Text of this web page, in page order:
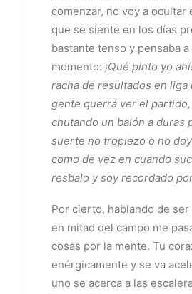
comenzar, no voy a ocultar
que se siente en los días
bastante tenso y pensaba a
momento: ¡Qué pinto yo
racha de resultados en liga
gente querrá ver el
chutando un balón a duras
suerte no tropiezo o no
como de vez en cuando
resbalo y soy recordado
Por cierto, hablando de
en mitad del campo me
cosas por la mente. Tu
enérgicamente y se va
uno se acerca a las